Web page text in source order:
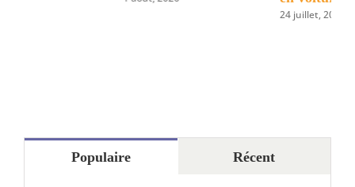
Populaire Récent